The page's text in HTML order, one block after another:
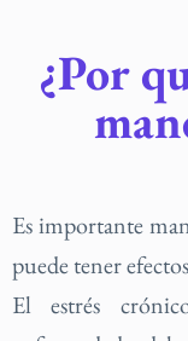
¿Por
Es importante
puede tener
El estrés